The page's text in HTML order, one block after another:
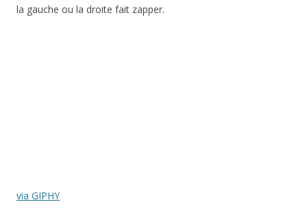
la gauche ou la droite fait zapper.
via GIPHY